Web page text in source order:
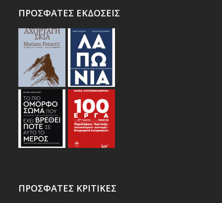
ΠΡΟΣΦΑΤΕΣ ΕΚΔΟΣΕΙΣ
ΠΡΟΣΦΑΤΕΣ ΚΡΙΤΙΚΕΣ